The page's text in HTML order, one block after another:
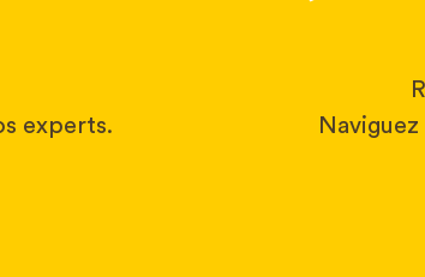
experts.